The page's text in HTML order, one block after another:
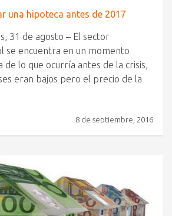
una hipoteca antes de 2017
31 de agosto – El sector
se encuentra en un momento
de lo que ocurría antes de la crisis,
eran bajos pero el precio de la
8 de septiembre, 2016